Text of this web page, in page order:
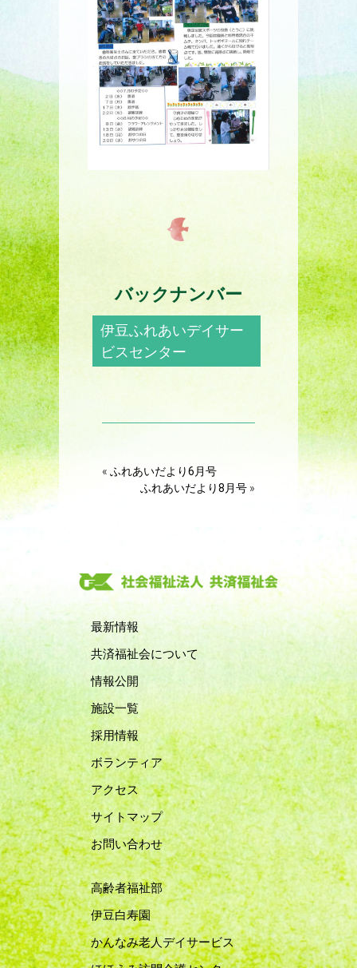
バックナンバー
伊豆ふれあいデイサー
ビスセンター
« ふれあいだより6月号
ふれあいだより8月号 »
最新情報
共済福祉会について
情報公開
施設一覧
採用情報
ボランティア
アクセス
サイトマップ
お問い合わせ
高齢者福祉部
伊豆白寿園
かんなみ老人デイサービス